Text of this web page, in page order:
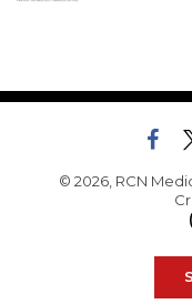
© 2026, RCN